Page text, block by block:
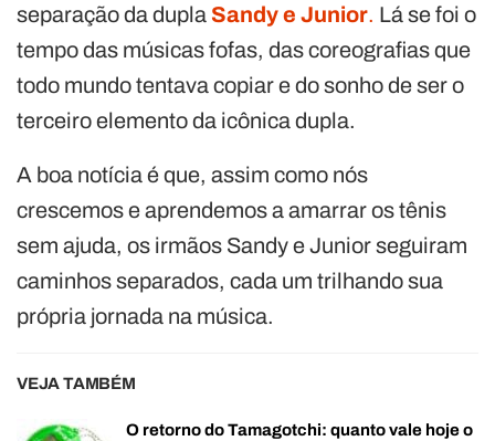
separação da dupla Sandy e Junior. Lá se foi o
tempo das músicas fofas, das coreografias que
todo mundo tentava copiar e do sonho de ser o
terceiro elemento da icônica dupla.
A boa notícia é que, assim como nós
crescemos e aprendemos a amarrar os tênis
sem ajuda, os irmãos Sandy e Junior seguiram
caminhos separados, cada um trilhando sua
própria jornada na música.
VEJA TAMBÉM
O retorno do Tamagotchi: quanto vale hoje o